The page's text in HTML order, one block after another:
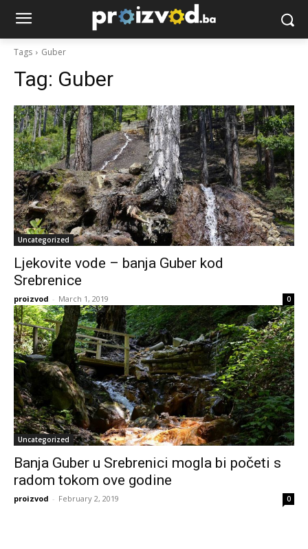
Tags Guber
Tag: Guber
Uncategorized
Ljekovite vode – banja Guber kod
Srebrenice
proizvod - March 1, 2019 0
Uncategorized
Banja Guber u Srebrenici mogla bi početi s
radom tokom ove godine
proizvod - February 2, 2019 0